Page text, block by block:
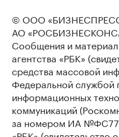
© ООО
АО
Сообщения и
агентства «РБК»
средства массовой
Федеральной службой
информационных
коммуникаций
за номером ИА №ФС77-